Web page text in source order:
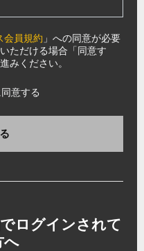
会員規約 」への同意が必要
ただける場合「同意す
みください。
意する
ログインされて
へ